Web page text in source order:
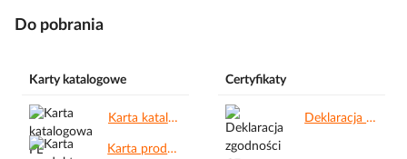
Do pobrania
Karty katalogowe
Karta katalogowa PL.pdf
Karta produktu.pdf
Certyfikaty
Deklaracja zgodności CE.pdf